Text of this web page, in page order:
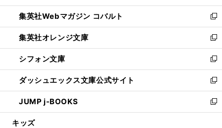
開
く
ウ
で
開
く
ン
ド
ウ
で
開
く
ウ
ィ
ン
ド
ウ
で
開
く
集英社Webマガジン コバルト
新
し
い
ウ
ィ
ン
ド
ウ
で
開
集英社オレンジ文庫
新
し
い
ウ
ィ
ン
ド
ウ
シフォン文庫
新
し
い
ウ
ィ
ン
ダッシュエックス文庫公式サイト
新
し
い
ウ
JUMP j-BOOKS
新
し
キッズ